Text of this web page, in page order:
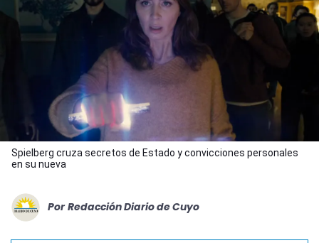
Spielberg cruza secretos de Estado y convicciones personales
en su nueva
Por Redacción Diario de Cuyo